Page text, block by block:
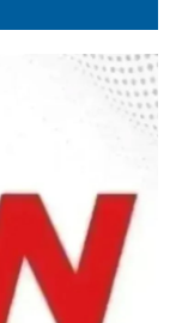
e 118 cidades